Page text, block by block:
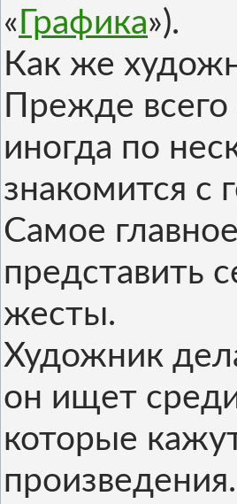
« Графика»).
Как же
Прежде всего
иногда по
знакомится с
Самое
представить
жесты.
Художник
он ищет
которые
произведения.